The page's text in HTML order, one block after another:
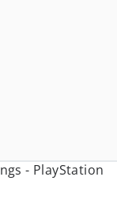
- PlayStation